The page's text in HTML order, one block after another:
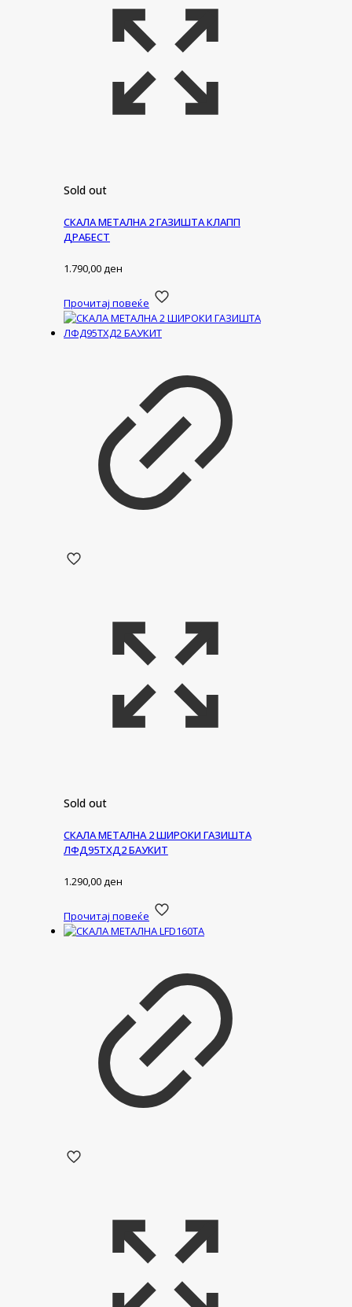
Sold out
СКАЛА МЕТАЛНА 2 ГАЗИШТА КЛАПП
ДРАБЕСТ
1.790,00ден
Прочитај повеќе
Sold out
СКАЛА МЕТАЛНА 2 ШИРОКИ ГАЗИШТА
ЛФД95ТХД2 БАУКИТ
1.290,00ден
Прочитај повеќе